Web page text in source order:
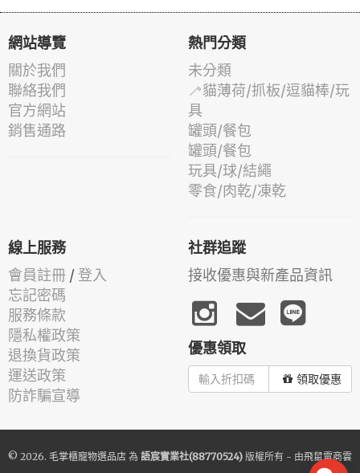
網站導覽
關於我們
聯絡我們
官方網站
銷售通路
熱門分類
未分類
🦯貓薄荷/抓板/逗貓棒/玩
具
罐頭/餐包
罐頭/餐包
玩具/球/結繩
零食/肉乾/凍乾
線上服務
會員註冊 / 登入
忘記密碼
服務條款
隱私權政策
退換貨政策
運送政策
防詐騙宣導
社群追蹤
接收優惠與新產品資訊
優惠領取
領取優惠
© 2026. 毛掌櫃寵物選品店 為 語宸實業社(88770524) 版權所有 - 由飛鼠電商雲